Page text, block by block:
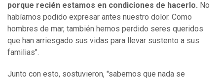
porque recién estamos en condiciones de hacerlo. No
habíamos podido expresar antes nuestro dolor. Como
hombres de mar, también hemos perdido seres queridos
que han arriesgado sus vidas para llevar sustento a sus
familias".
Junto con esto, sostuvieron, "sabemos que nada se